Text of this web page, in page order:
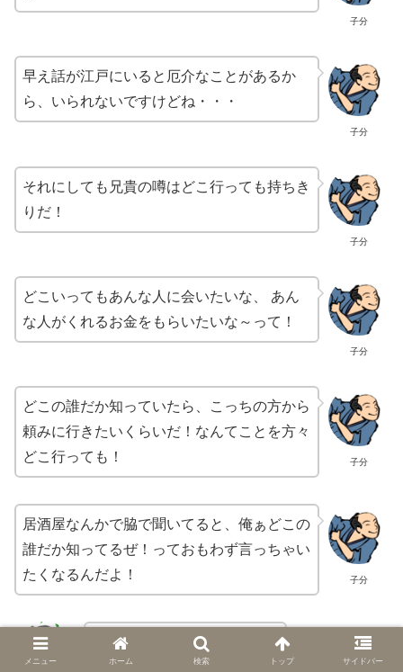
子分
子分
早え話が江戸にいると厄介なことがあるか
ら、いられないですけどね・・・
子分
それにしても兄貴の噂はどこ行っても持ちき
りだ！
子分
どこいってもあんな人に会いたいな、 あん
な人がくれるお金をもらいたいな～って！
子分
どこの誰だか知っていたら、こっちの方から
頼みに行きたいくらいだ！なんてことを方々
どこ行っても！
子分
居酒屋なんかで脇で聞いてると、俺ぁどこの
誰だか知ってるぜ！っておもわず言っちゃい
たくなるんだよ！
おう、余計なこと言うなよ？
メニュー ホーム 検索 トップ サイドバー